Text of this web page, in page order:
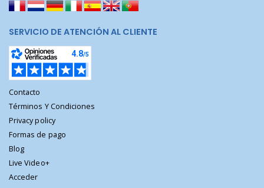
SERVICIO DE ATENCIÓN AL CLIENTE
Contacto
Términos Y Condiciones
Privacy policy
Formas de pago
Blog
Live Video+
Acceder